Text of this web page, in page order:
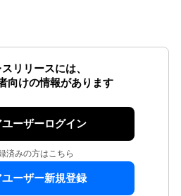
リリースには、
向けの情報があります
ユーザーログイン
済みの方はこちら
ユーザー新規登録